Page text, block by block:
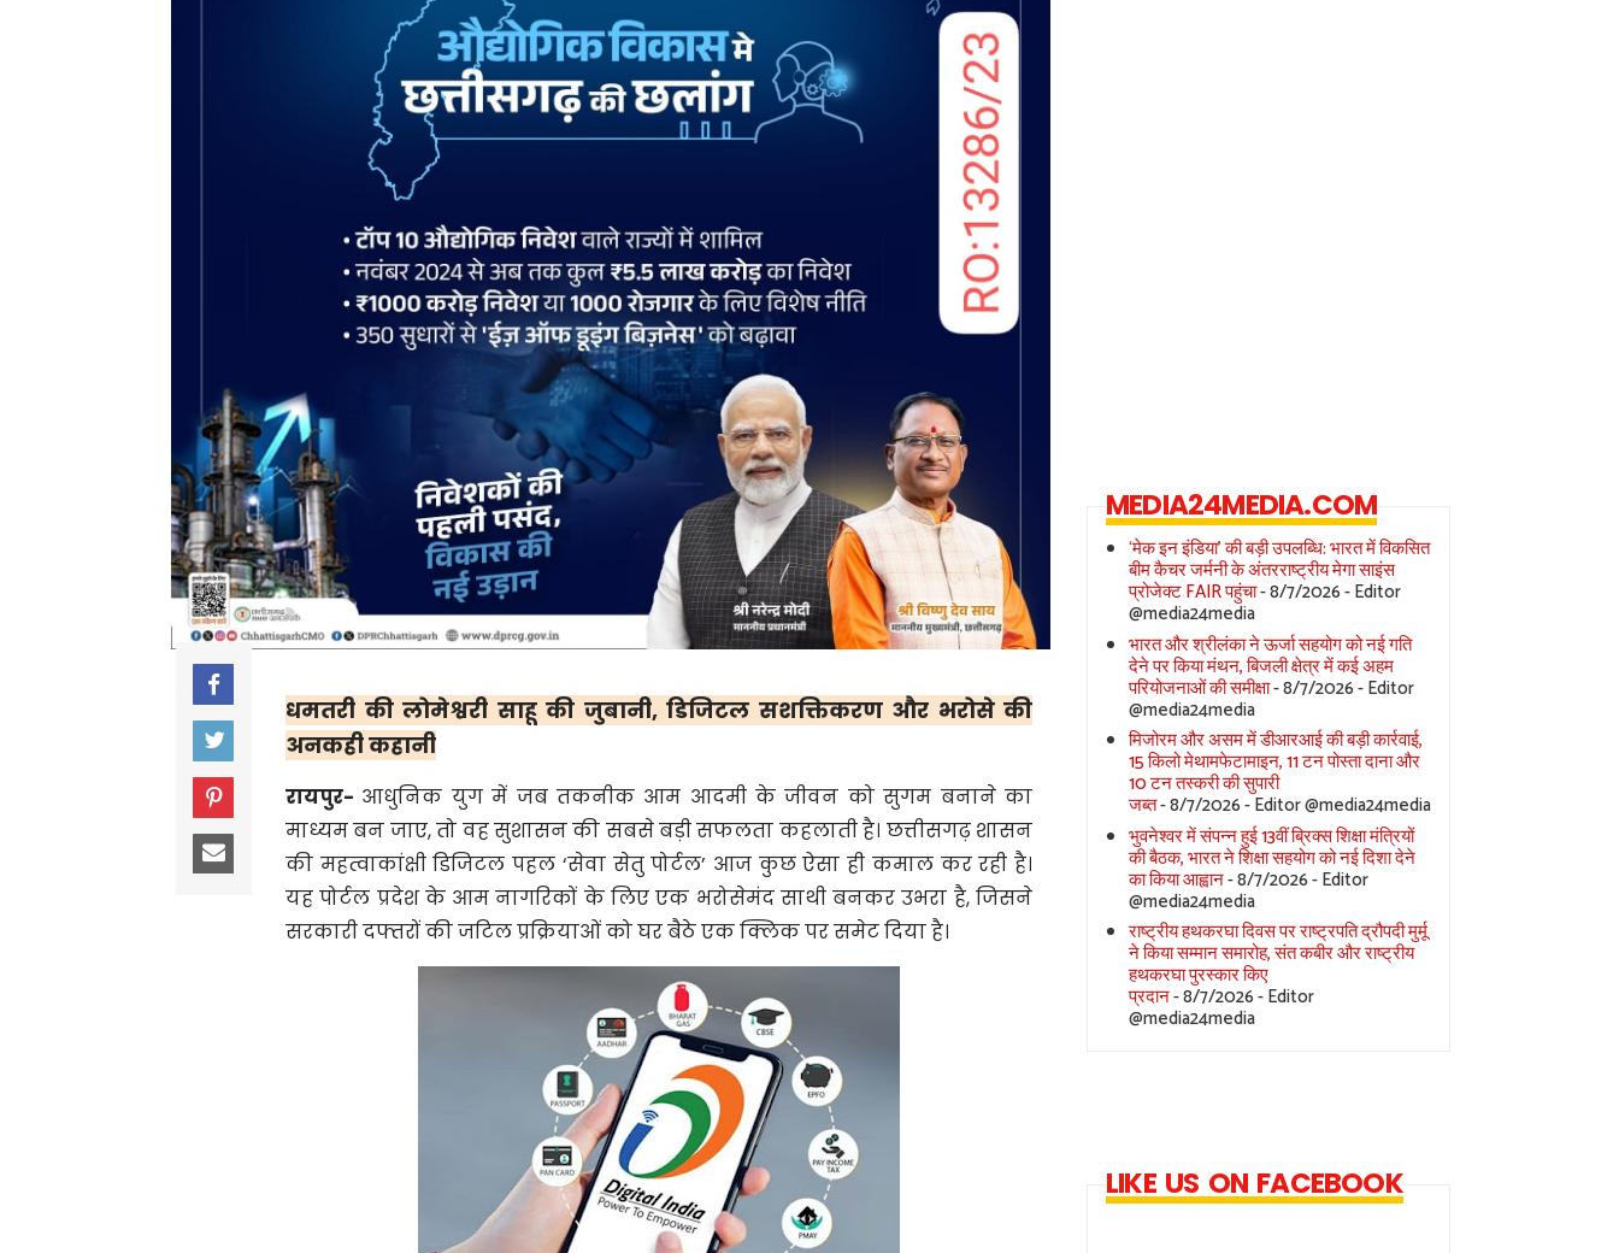
धमतरी की लोमेश्वरी साहू की जुबानी, डिजिटल सशक्तिकरण और भरोसे की
अनकही कहानी
रायपुर- आधुनिक युग में जब तकनीक आम आदमी के जीवन को सुगम बनाने का
माध्यम बन जाए, तो वह सुशासन की सबसे बड़ी सफलता कहलाती है। छत्तीसगढ़ शासन
की महत्वाकांक्षी डिजिटल पहल ‘सेवा सेतु पोर्टल’ आज कुछ ऐसा ही कमाल कर रही है।
यह पोर्टल प्रदेश के आम नागरिकों के लिए एक भरोसेमंद साथी बनकर उभरा है, जिसने
सरकारी दफ्तरों की जटिल प्रक्रियाओं को घर बैठे एक क्लिक पर समेट दिया है।
MEDIA24MEDIA.COM
‘मेक इन इंडिया’ की बड़ी उपलब्धि: भारत में विकसित
बीम कैचर जर्मनी के अंतरराष्ट्रीय मेगा साइंस
प्रोजेक्ट FAIR पहुंचा- 8/7/2026- Editor
@media24media
भारत और श्रीलंका ने ऊर्जा सहयोग को नई गति
देने पर किया मंथन, बिजली क्षेत्र में कई अहम
परियोजनाओं की समीक्षा- 8/7/2026- Editor
@media24media
मिजोरम और असम में डीआरआई की बड़ी कार्रवाई,
15 किलो मेथामफेटामाइन, 11 टन पोस्ता दाना और
10 टन तस्करी की सुपारी
जब्त- 8/7/2026- Editor @media24media
भुवनेश्वर में संपन्न हुई 13वीं ब्रिक्स शिक्षा मंत्रियों
की बैठक, भारत ने शिक्षा सहयोग को नई दिशा देने
का किया आह्वान- 8/7/2026- Editor
@media24media
राष्ट्रीय हथकरघा दिवस पर राष्ट्रपति द्रौपदी मुर्मू
ने किया सम्मान समारोह, संत कबीर और राष्ट्रीय
हथकरघा पुरस्कार किए
प्रदान- 8/7/2026- Editor
@media24media
LIKE US ON FACEBOOK